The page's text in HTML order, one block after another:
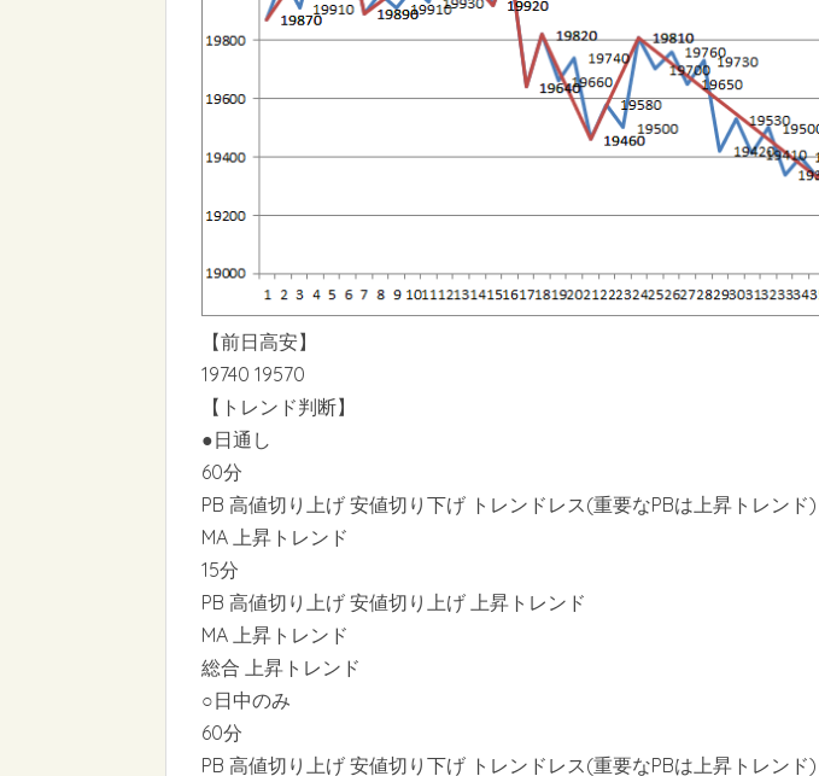
【前日高安】
19740 19570
【トレンド判断】
●日通し
60分
PB 高値切り上げ 安値切り下げ トレンドレス(重要なPBは上昇トレンド)
MA 上昇トレンド
15分
PB 高値切り上げ 安値切り上げ 上昇トレンド
MA 上昇トレンド
総合 上昇トレンド
○日中のみ
60分
PB 高値切り上げ 安値切り下げ トレンドレス(重要なPBは上昇トレンド)